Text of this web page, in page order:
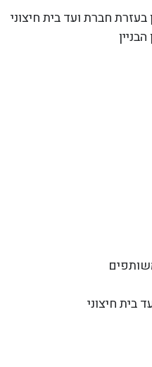
חברת ועד בית חיצוני
בית חיצוני